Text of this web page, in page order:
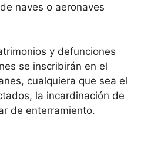
naves o aeronaves
y defunciones
se inscribirán en el
cualquiera que sea el
la incardinación de
de enterramiento.